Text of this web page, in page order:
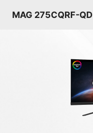
MAG 275CQRF-QD